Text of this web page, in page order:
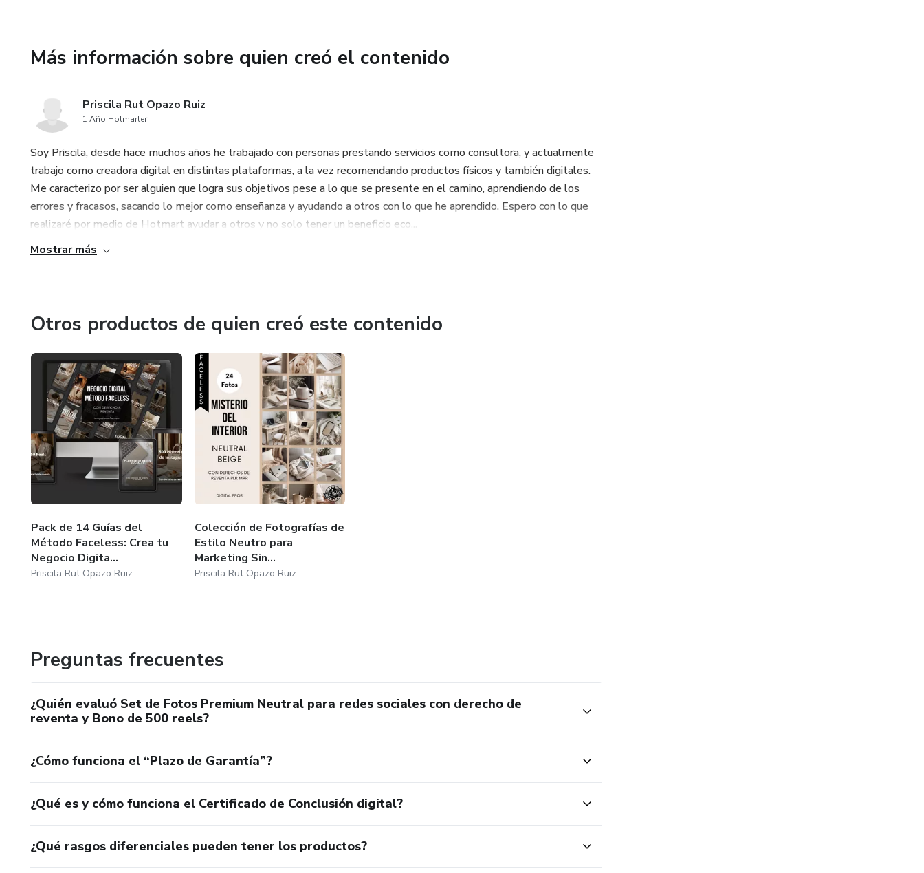
Úsalas en feeds de Instagram, campañas de marketing, tiendas online, blogs o como
Cada imagen está cuidadosamente diseñada para cumplir con los estándares más altos,
asegurando que tu marca luzca cohesionada y pulida.
¿Quién Puede Beneficiarse?
Agencias y Especialistas en Marketing Digital:
Diseña campañas efectivas y visualmente impactantes que conecten con tu audiencia.
Propietarios de Tiendas Online:
Optimiza tus listados de productos con imágenes sofisticadas que reflejen la identidad de
tu negocio.
Artistas y Diseñadores:
Inspírate con estas imágenes o incorpóralas en tu proceso creativo.
Más información sobre quien creó el contenido
Priscila Rut Opazo Ruiz
1 Año Hotmarter
Soy Priscila, desde hace muchos años he trabajado con personas prestando servicios como consultora, y actualmente
trabajo como creadora digital en distintas plataformas, a la vez recomendando productos físicos y también digitales.
Me caracterizo por ser alguien que logra sus objetivos pese a lo que se presente en el camino, aprendiendo de los
errores y fracasos, sacando lo mejor como enseñanza y ayudando a otros con lo que he aprendido. Espero con lo que
realizaré por medio de Hotmart ayudar a otros y no solo tener un beneficio eco...
Mostrar más
Otros productos de quien creó este contenido
Pack de 14 Guías del
Método Faceless: Crea tu
Negocio Digita...
Priscila Rut Opazo Ruiz
Colección de Fotografías de
Estilo Neutro para
Marketing Sin...
Priscila Rut Opazo Ruiz
Preguntas frecuentes
¿Quién evaluó Set de Fotos Premium Neutral para redes sociales con derecho de
reventa y Bono de 500 reels?
¿Cómo funciona el “Plazo de Garantía”?
¿Qué es y cómo funciona el Certificado de Conclusión digital?
¿Qué rasgos diferenciales pueden tener los productos?